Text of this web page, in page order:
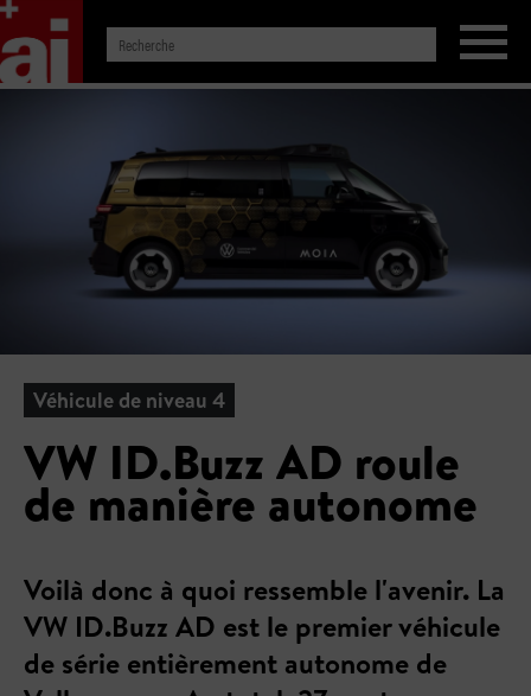
Véhicule de niveau 4
VW ID.Buzz AD roule
de manière autonome
Voilà donc à quoi ressemble l'avenir. La
VW ID.Buzz AD est le premier véhicule
de série entièrement autonome de